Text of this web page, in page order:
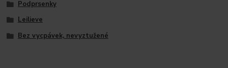
Podprsenky
Leilieve
Bez vycpávek, nevyztužené